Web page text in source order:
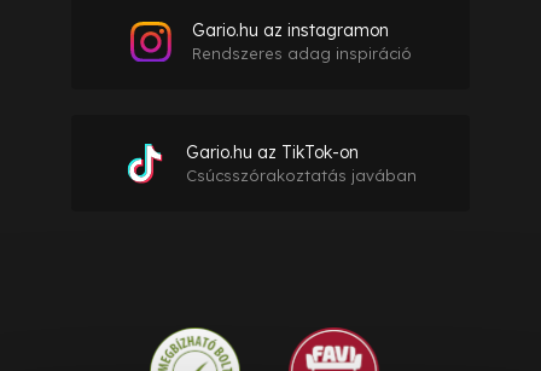
Gario.hu az instagramon
Rendszeres adag inspiráció
Gario.hu az TikTok-on
Csúcsszórakoztatás javában